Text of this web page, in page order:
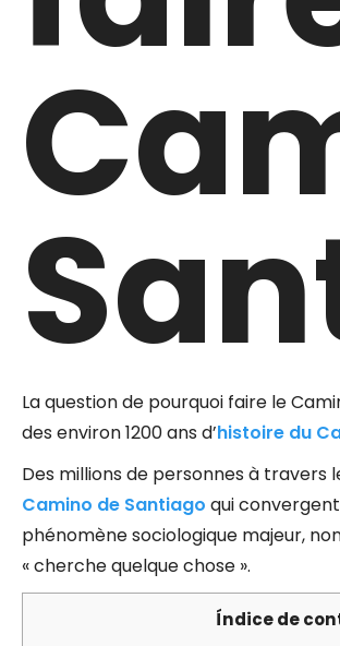
La question de pourquoi faire le
des environ 1200 ans d’histoire du
Des millions de personnes à
Camino de Santiago qui
phénomène sociologique majeur,
« cherche quelque chose ».
Índice de